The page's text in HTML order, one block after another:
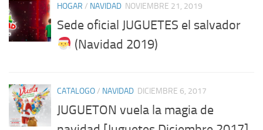
HOGAR / NAVIDAD NOVIEMBRE 21, 2019
Sede oficial JUGUETES el salvador
(Navidad 2019)
CATALOGO/ NAVIDAD DICIEMBRE 6, 2017
JUGUETON vuela la magia de